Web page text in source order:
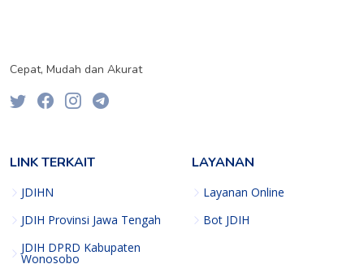
Cepat, Mudah dan Akurat
LINK TERKAIT
JDIHN
JDIH Provinsi Jawa Tengah
JDIH DPRD Kabupaten
Wonosobo
LAYANAN
Layanan Online
Bot JDIH